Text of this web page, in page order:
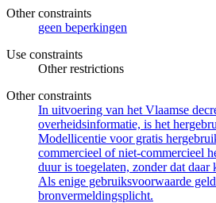
Other constraints
geen beperkingen
Use constraints
Other restrictions
Other constraints
In uitvoering van het Vlaamse
overheidsinformatie, is het
Modellicentie voor gratis
commercieel of niet-commercieel
duur is toegelaten, zonder dat daar
Als enige gebruiksvoorwaarde
bronvermeldingsplicht.